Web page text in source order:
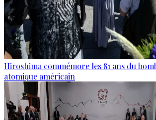
Hiroshima commémore les 81 ans du
atomique américain